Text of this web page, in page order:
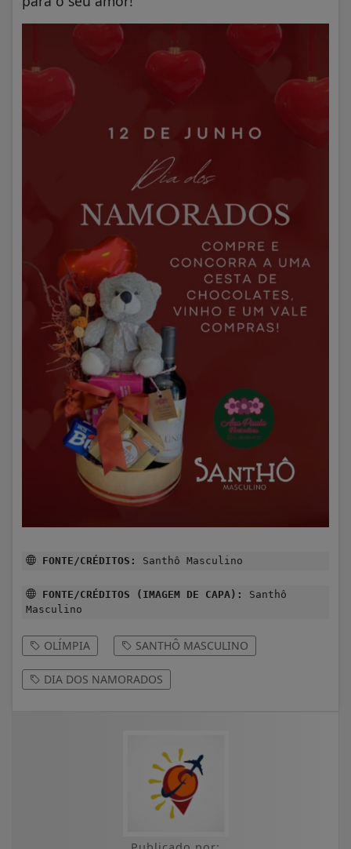
FONTE/CRÉDITOS: Santhô Masculino
FONTE/CRÉDITOS (IMAGEM DE CAPA):
Santhô
Masculino
OLÍMPIA SANTHÔ MASCULINO
DIA DOS NAMORADOS